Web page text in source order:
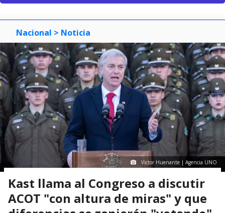
Nacional > Noticia
Victor Huenante | Agencia UNO
Kast llama al Congreso a discutir
ACOT "con altura de miras" y que